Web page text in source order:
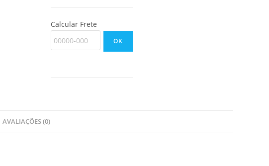
Calcular Frete
OK
AVALIAÇÕES (0)